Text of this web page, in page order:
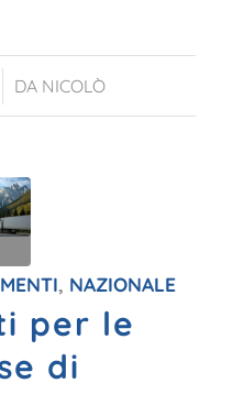
DA NICOLÒ
, NAZIONALE
per le
di